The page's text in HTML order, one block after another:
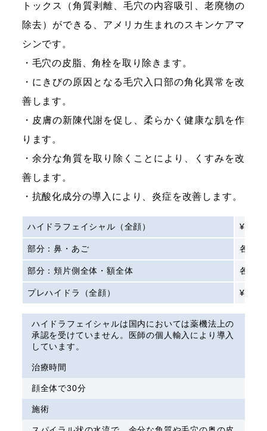
トックス（角質剥離、毛穴の内容吸引、老廃物の
除去）ができる、アメリカ生まれのスキンケアマ
シンです。
・毛穴の皮脂、角栓を取り除きます。
・にきびの原因となる毛穴入口部の角化異常を改
善します。
・皮膚の新陳代謝を促し、柔らかく健康な肌を作
ります。
・余分な角質を取り除くことにより、くすみを改
善します。
・抗酸化成分の導入により、炎症を改善します。
ハイドラフェイシャル（全顔）
部分：鼻・あご 各
部分：頬片側全体・額全体 各
プレハイドラ（全顔）
ハイドラフェイシャルは国内においては薬機法上の
承認を受けていません。医師の個人輸入により導入
しています。
治療時間
顔全体で30分
施術